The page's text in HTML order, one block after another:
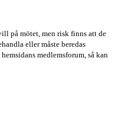
på mötet, men risk finns att de
eller måste beredas
medlemsforum, så kan